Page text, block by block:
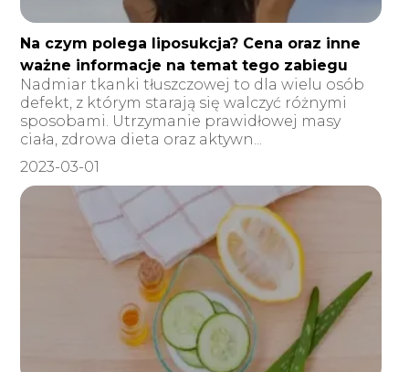
Na czym polega liposukcja? Cena oraz inne
ważne informacje na temat tego zabiegu
Nadmiar tkanki tłuszczowej to dla wielu osób
defekt, z którym starają się walczyć różnymi
sposobami. Utrzymanie prawidłowej masy
ciała, zdrowa dieta oraz aktywn...
2023-03-01